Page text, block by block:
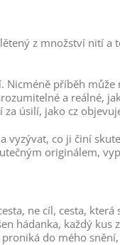
z množství nití a
příběh
a reálné,
úsilí, jako cz
co ji činí
originálem,
ne cíl, cesta,
hádanka, každý kus
do mého